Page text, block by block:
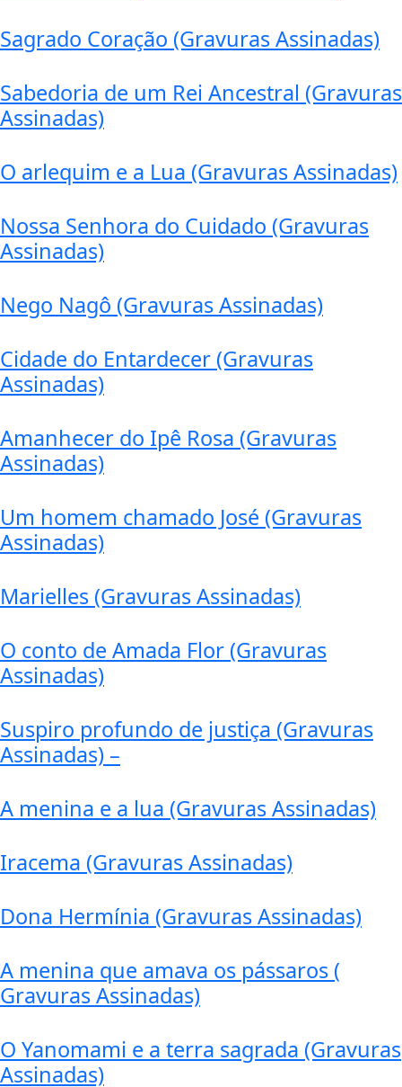
Sagrado Coração (Gravuras Assinadas)
Sabedoria de um Rei Ancestral (Gravuras
Assinadas)
O arlequim e a Lua (Gravuras Assinadas)
Nossa Senhora do Cuidado (Gravuras
Assinadas)
Nego Nagô (Gravuras Assinadas)
Cidade do Entardecer (Gravuras
Assinadas)
Amanhecer do Ipê Rosa (Gravuras
Assinadas)
Um homem chamado José (Gravuras
Assinadas)
Marielles (Gravuras Assinadas)
O conto de Amada Flor (Gravuras
Assinadas)
Suspiro profundo de justiça (Gravuras
Assinadas) –
A menina e a lua (Gravuras Assinadas)
Iracema (Gravuras Assinadas)
Dona Hermínia (Gravuras Assinadas)
A menina que amava os pássaros (
Gravuras Assinadas)
O Yanomami e a terra sagrada (Gravuras
Assinadas)